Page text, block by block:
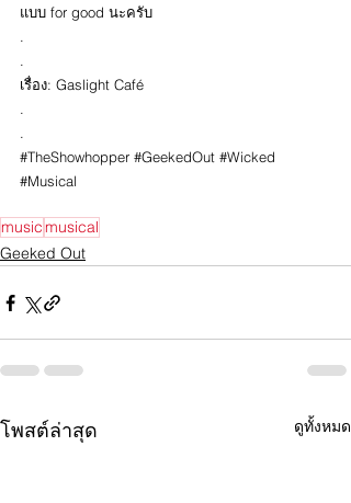
แบบ for good นะครับ
.
.
เรื่อง: Gaslight Café
.
.
#TheShowhopper #GeekedOut #Wicked
#Musical
musicmusical
Geeked Out
โพสต์ล่าสุด ดูทั้งหมด